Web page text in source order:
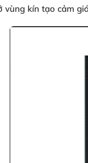
vùng kín tạo cảm